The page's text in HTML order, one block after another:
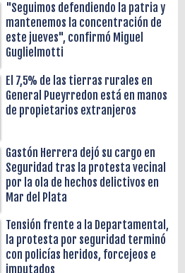
"Seguimos defendiendo la patria y
mantenemos la concentración de
este jueves", confirmó Miguel
Guglielmotti
El 7,5% de las tierras rurales en
General Pueyrredon está en manos
de propietarios extranjeros
Gastón Herrera dejó su cargo en
Seguridad tras la protesta vecinal
por la ola de hechos delictivos en
Mar del Plata
Tensión frente a la Departamental,
la protesta por seguridad terminó
con policías heridos, forcejeos e
imputados